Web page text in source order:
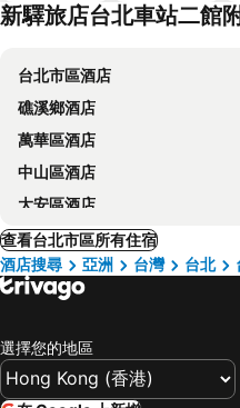
新驛旅店台北車站二館
台北市區酒店
礁溪鄉酒店
萬華區酒店
中山區酒店
大安區酒店
查看台北市區所有住宿
酒店搜尋
亞洲 台灣 台北
選擇您的地區